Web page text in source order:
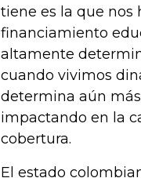
tiene es la que nos
financiamiento
altamente
cuando vivimos
determina aún
impactando en la
cobertura.
El estado